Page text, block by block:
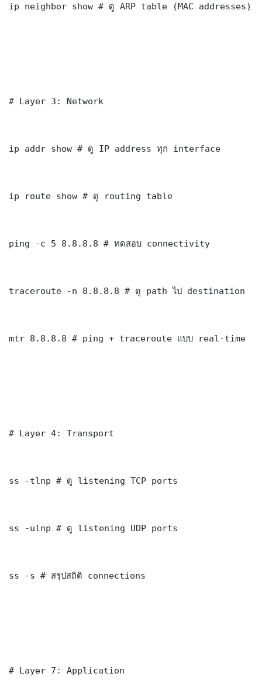
ip neighbor show # ดู ARP table (MAC addresses)
# Layer 3: Network
ip addr show # ดู IP address ทุก interface
ip route show # ดู routing table
ping -c 5 8.8.8.8 # ทดสอบ connectivity
traceroute -n 8.8.8.8 # ดู path ไป destination
mtr 8.8.8.8 # ping + traceroute แบบ real-time
# Layer 4: Transport
ss -tlnp # ดู listening TCP ports
ss -ulnp # ดู listening UDP ports
ss -s # สรุปสถิติ connections
# Layer 7: Application